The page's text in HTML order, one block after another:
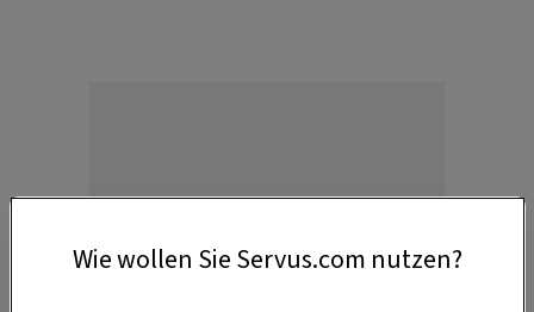
Wie wollen Sie Servus.com nutzen?